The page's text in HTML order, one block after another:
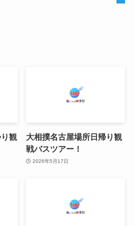
観
大相撲名古屋場所日帰り観
戦バスツアー！
2026年5月17日